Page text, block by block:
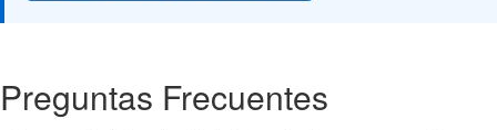
Preguntas Frecuentes